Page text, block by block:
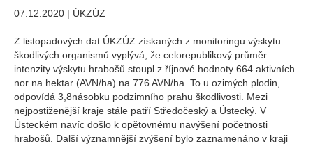
07.12.2020 | ÚKZÚZ
Z listopadových dat ÚKZÚZ získaných z monitoringu výskytu
škodlivých organismů vyplývá, že celorepublikový průměr
intenzity výskytu hrabošů stoupl z říjnové hodnoty 664 aktivních
nor na hektar (AVN/ha) na 776 AVN/ha. To u ozimých plodin,
odpovídá 3,8násobku podzimního prahu škodlivosti. Mezi
nejpostiženější kraje stále patří Středočeský a Ústecký. V
Ústeckém navíc došlo k opětovnému navýšení početnosti
hrabošů. Další významnější zvýšení bylo zaznamenáno v kraji